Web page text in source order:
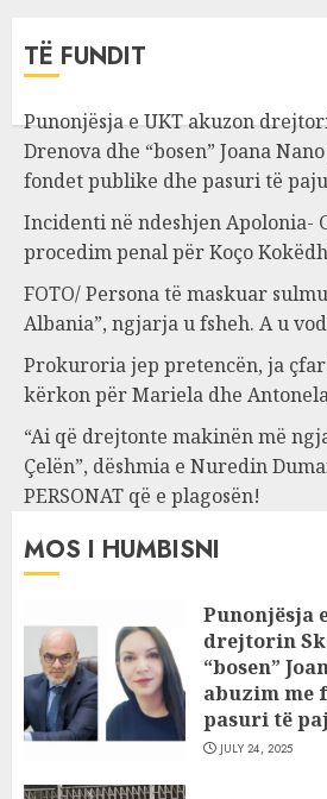
TË FUNDIT
Punonjësja e UKT akuzon
Drenova dhe “bosen” Joana
fondet publike dhe pasuri të
Incidenti në ndeshjen Apolonia-
procedim penal për Koço
FOTO/ Persona të maskuar
Albania”, ngjarja u fsheh. A u
Prokuroria jep pretencën, ja
kërkon për Mariela dhe
“Ai që drejtonte makinën më
Çelën”, dëshmia e Nuredin
PERSONAT që e plagosën!
MOS I HUMBISNI
Punonjësja
drejtorin
“bosen”
abuzim me
pasuri të
JULY 24, 2025